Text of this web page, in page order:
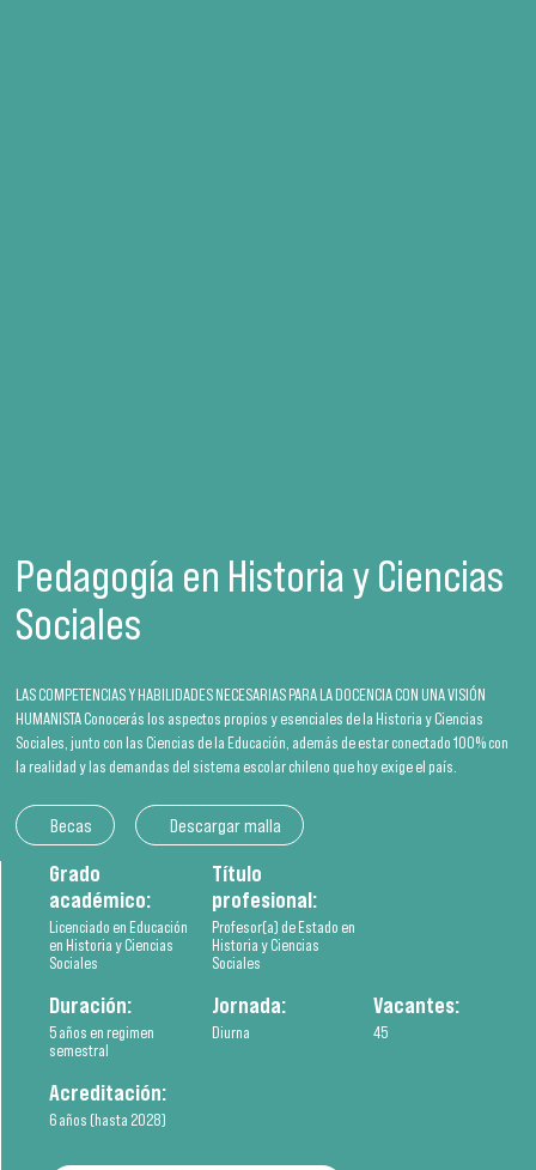
Pedagogía en Historia y Ciencias
Sociales
LAS COMPETENCIAS Y HABILIDADES NECESARIAS PARA LA DOCENCIA CON UNA VISIÓN
HUMANISTA Conocerás los aspectos propios y esenciales de la Historia y Ciencias
Sociales, junto con las Ciencias de la Educación, además de estar conectado 100% con
la realidad y las demandas del sistema escolar chileno que hoy exige el país.
Becas Descargar malla
Grado
académico:
Licenciado en Educación
en Historia y Ciencias
Sociales
Título
profesional:
Profesor(a) de Estado en
Historia y Ciencias
Sociales
Duración:
5 años en regimen
semestral
Jornada:
Diurna
Vacantes:
45
Acreditación:
6 años (hasta 2028)